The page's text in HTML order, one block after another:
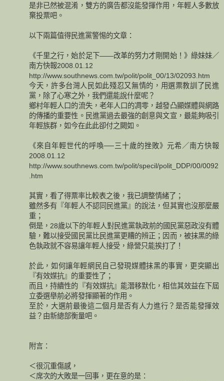
是非已然被混淆，雙方的廣告都沒能發揮作用，年輕人多數放
棄投票吧。
以下兩篇值得民進黨警惕的文章：
《千里之行，始於足下——改革的努力才剛開始！》綠妹妹／
南方快報2008.01.12
http://www.southnews.com.tw/polit/polit_00/13/02093.htm
今天，許多台灣人民如此殘忍又無情的，用選票教訓了民進
黨，除了心寒之外，我們還能說什麼呢？
鄉村年輕人口的流失，老年人口的凋零，越發凸顯媒體與網路
的傳播的重要性。民進黨過去最強的創意與文宣，最能夠吸引
年輕族群，如今在此此卻付之闕如。
《來自年輕世代的呼喚──三十歲的挫敗》元希／南方快報
2008.01.12
http://www.southnews.com.tw/polit/specil/polit_DDP/00/0092
.htm
其實，看了得票率比較表之後，我已調整情緒了；
雖然多有『年輕人不認同民進黨』的說法，但其實也沒那麼嚴
重；
倒是，28歲以下的年輕人對民進黨執政前的國民黨惡政沒有體
驗，難以接受國民黨比民進黨更糟的辨正；因而，被抹黑的綠
色執政就不容易讓年輕人接受，綠營只能挨打了！
於此，如何讓年輕網民自己發現媒體抹黑的事實，更突顯出
『有效媒抗』的重要性了；
而且，持續性的『有效媒抗』能潛移默化，相信其效益在下屆
立委選舉前必將發揮顯著的作用。
至於，大選前最後這二個月是否有人力進行？是否能發揮效
益？由新總部衡量吧。
附言：
＜很沉重傷感，
＜席次的大敗是一回事，更在意的是：